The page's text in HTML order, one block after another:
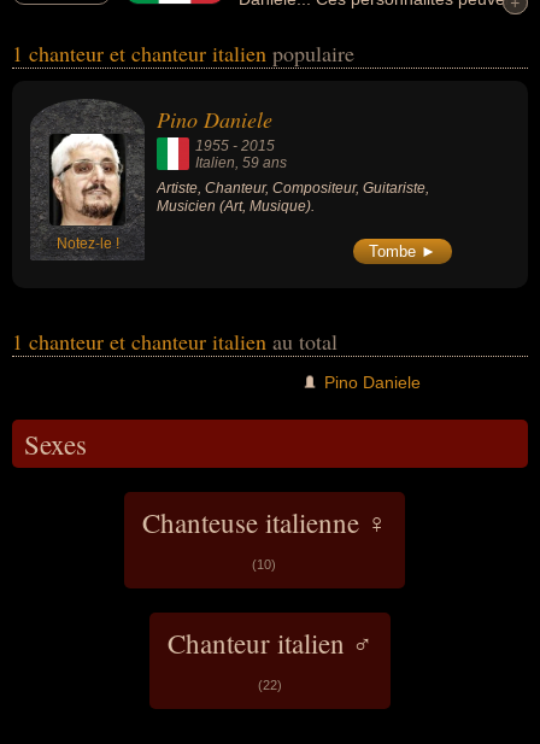
Ces célébrités peuvent également avoir été artiste, compositeur,
1 chanteur et chanteur italien populaire
Notez-le !
Pino Daniele
1955 - 2015
Italien, 59 ans
Artiste, Chanteur, Compositeur, Guitariste,
Musicien (Art, Musique).
Tombe ►
1 chanteur et chanteur italien au total
Pino Daniele
Sexes
Chanteuse italienne ♀
(10)
Chanteur italien ♂
(22)